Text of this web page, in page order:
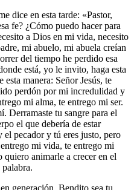
dice en esta tarde: «Pastor,
fe? ¿Cómo puedo hacer para
a Dios en mi vida, necesito
mi abuelo, mi abuela creían
del tiempo he perdido esa
está, yo le invito, haga esta
esta manera: Señor Jesús, te
perdón por mi incredulidad y
mi alma, te entrego mi ser.
Derramaste tu sangre para el
el que debería de estar
el pecador y tú eres justo, pero
mi vida, te entrego mi
quiero animarle a crecer en el
generación. Bendito sea tu